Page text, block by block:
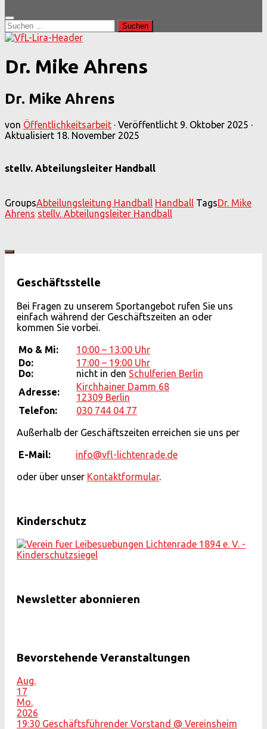
Suchen
nach:
Dr. Mike Ahrens
Dr. Mike Ahrens
von Öffentlichkeitsarbeit · Veröffentlicht 9. Oktober 2025 ·
Aktualisiert 18. November 2025
stellv. Abteilungsleiter Handball
GroupsAbteilungsleitung Handball Handball TagsDr. Mike
Ahrens stellv. Abteilungsleiter Handball
Geschäftsstelle
Bei Fragen zu unserem Sportangebot rufen Sie uns
einfach während der Geschäftszeiten an oder
kommen Sie vorbei.
Mo & Mi:
10:00 – 13:00 Uhr
Do:
Do:
17:00 – 19:00 Uhr
nicht in den Schulferien Berlin
Adresse:
Kirchhainer Damm 68
12309 Berlin
Telefon:
030 744 04 77
Außerhalb der Geschäftszeiten erreichen sie uns per
E-Mail: info@vfl-lichtenrade.de
oder über unser Kontaktformular.
Kinderschutz
Newsletter abonnieren
Bevorstehende Veranstaltungen
Aug.
17
Mo.
2026
19:30 Geschäftsführender Vorstand @ Vereinsheim